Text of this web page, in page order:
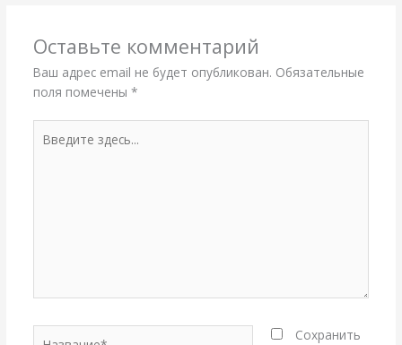
Оставьте комментарий
Ваш адрес email не будет опубликован. Обязательные
поля помечены *
здесь...
Сохранить